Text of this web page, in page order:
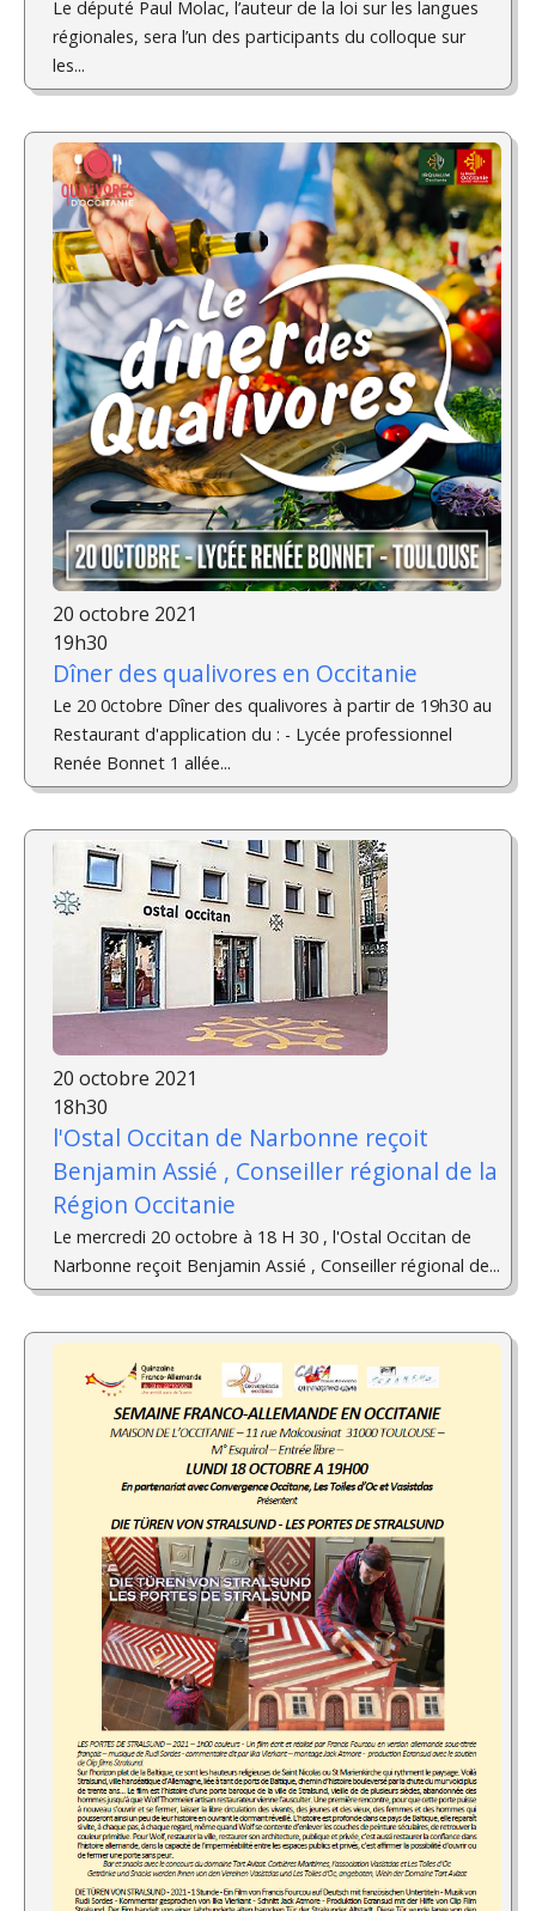
Le député Paul Molac, l’auteur de la loi sur les langues
régionales, sera l’un des participants du colloque sur
les...
20 octobre 2021
19h30
Dîner des qualivores en Occitanie
Le 20 0ctobre Dîner des qualivores à partir de 19h30 au
Restaurant d'application du : - Lycée professionnel
Renée Bonnet 1 allée...
20 octobre 2021
18h30
l'Ostal Occitan de Narbonne reçoit
Benjamin Assié , Conseiller régional de la
Région Occitanie
Le mercredi 20 octobre à 18 H 30 , l'Ostal Occitan de
Narbonne reçoit Benjamin Assié , Conseiller régional de...